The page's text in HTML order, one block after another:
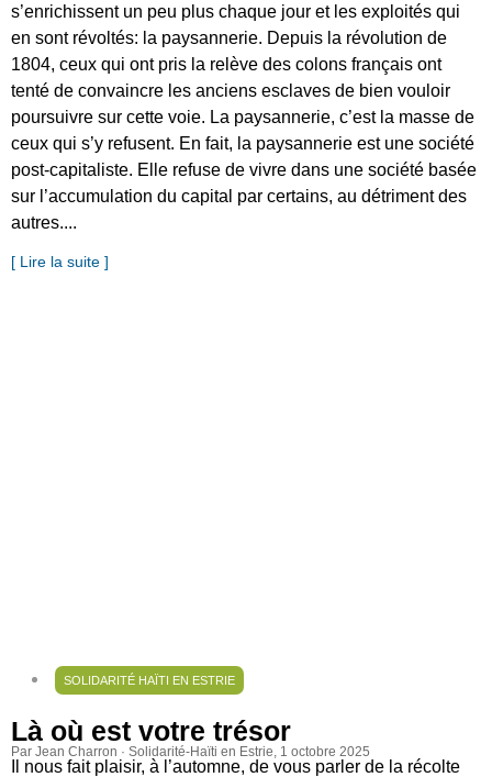
s’enrichissent un peu plus chaque jour et les exploités qui
en sont révoltés: la paysannerie. Depuis la révolution de
1804, ceux qui ont pris la relève des colons français ont
tenté de convaincre les anciens esclaves de bien vouloir
poursuivre sur cette voie. La paysannerie, c’est la masse de
ceux qui s’y refusent. En fait, la paysannerie est une société
post-capitaliste. Elle refuse de vivre dans une société basée
sur l’accumulation du capital par certains, au détriment des
autres....
[ Lire la suite ]
SOLIDARITÉ HAÏTI EN ESTRIE
Là où est votre trésor
Par Jean Charron · Solidarité-Haïti en Estrie , 1 octobre 2025
Il nous fait plaisir, à l’automne, de vous parler de la récolte